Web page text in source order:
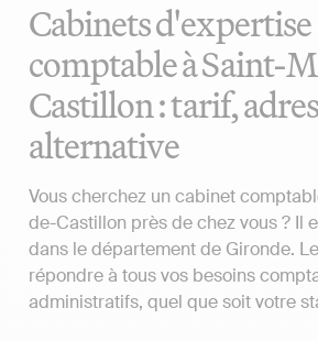
Cabinets d'expertise
comptable à Saint-
Castillon : tarif,
alternative
Vous cherchez un cabinet
de-Castillon près de chez vous ? Il
dans le département de Gironde.
répondre à tous vos besoins
administratifs, quel que soit votre